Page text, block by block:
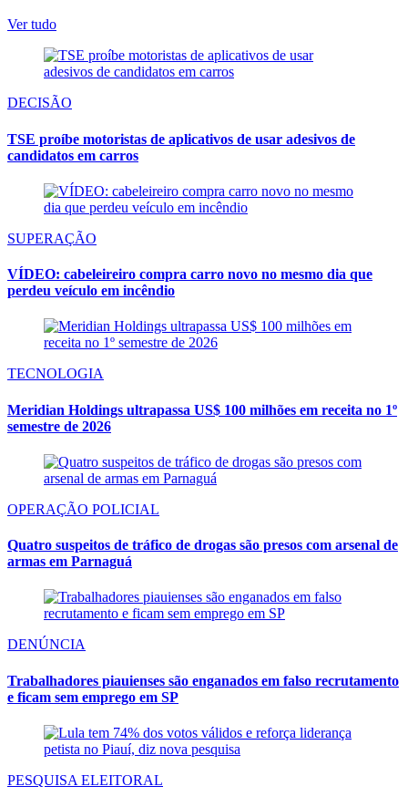
Ver tudo
DECISÃO
TSE proíbe motoristas de aplicativos de usar adesivos de
candidatos em carros
SUPERAÇÃO
VÍDEO: cabeleireiro compra carro novo no mesmo dia que
perdeu veículo em incêndio
TECNOLOGIA
Meridian Holdings ultrapassa US$ 100 milhões em receita no 1º
semestre de 2026
OPERAÇÃO POLICIAL
Quatro suspeitos de tráfico de drogas são presos com arsenal de
armas em Parnaguá
DENÚNCIA
Trabalhadores piauienses são enganados em falso recrutamento
e ficam sem emprego em SP
PESQUISA ELEITORAL